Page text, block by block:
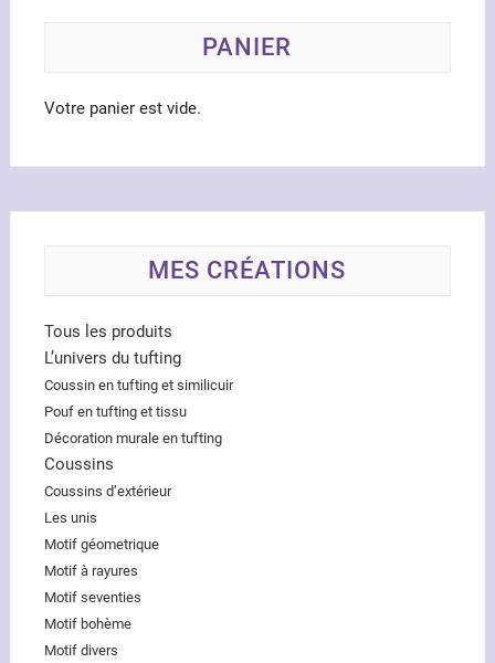
la
PANIER
Votre panier est vide.
MES CRÉATIONS
Tous les produits
L’univers du tufting
Coussin en tufting et similicuir
Pouf en tufting et tissu
Décoration murale en tufting
Coussins
Coussins d’extérieur
Les unis
Motif géometrique
Motif à rayures
Motif seventies
Motif bohème
Motif divers